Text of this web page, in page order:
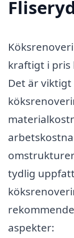
kraftigt i pris
Det är
tydlig
aspekter: